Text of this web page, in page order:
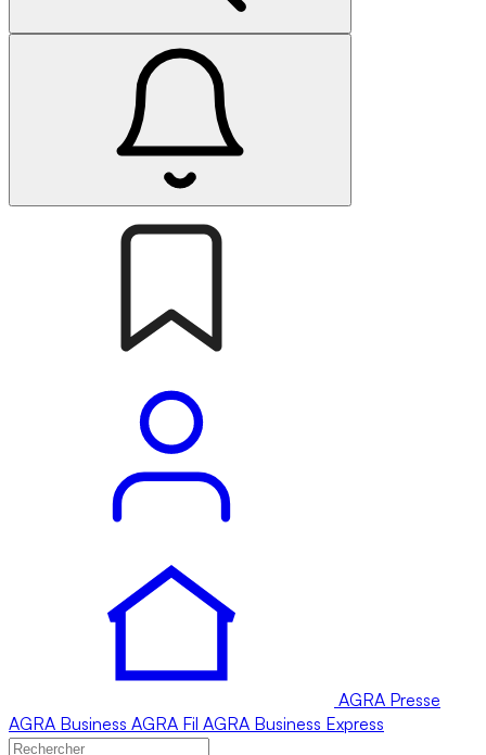
AGRA Presse
AGRA Business AGRA Fil AGRA Business Express